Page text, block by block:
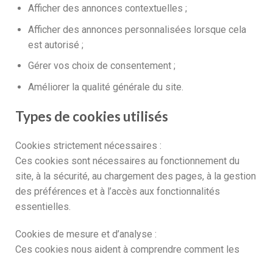
Afficher des annonces contextuelles ;
Afficher des annonces personnalisées lorsque cela
est autorisé ;
Gérer vos choix de consentement ;
Améliorer la qualité générale du site.
Types de cookies utilisés
Cookies strictement nécessaires :
Ces cookies sont nécessaires au fonctionnement du
site, à la sécurité, au chargement des pages, à la gestion
des préférences et à l’accès aux fonctionnalités
essentielles.
Cookies de mesure et d’analyse :
Ces cookies nous aident à comprendre comment les